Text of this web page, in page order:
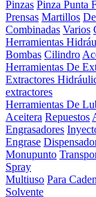
Pinzas Pinza Punta
Prensas Martillos
Combinadas Varios
Herramientas
Bombas Cilindro
Herramientas De
Extractores
extractores
Herramientas De
Aceitera Repuestos
Engrasadores
Engrase
Monupunto
Spray
Multiuso Para
Solvente